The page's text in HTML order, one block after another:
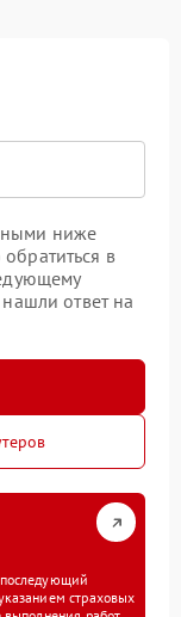
ниже
в
ответ на
последующий
страховых